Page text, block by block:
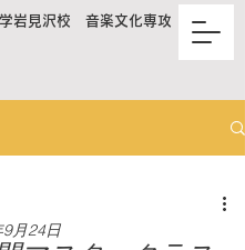
岩見沢校 音楽文化専攻
月24日